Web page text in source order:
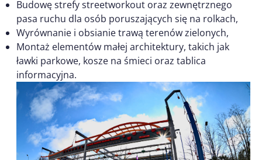
Budowę strefy streetworkout oraz zewnętrznego
pasa ruchu dla osób poruszających się na rolkach,
Wyrównanie i obsianie trawą terenów zielonych,
Montaż elementów małej architektury, takich jak
ławki parkowe, kosze na śmieci oraz tablica
informacyjna.